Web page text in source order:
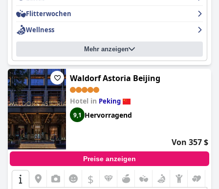
Flitterwochen
Wellness
Mehr anzeigen
Waldorf Astoria Beijing
Hotel in Peking
9,1 Hervorragend
Von 357 $
Preise anzeigen
$